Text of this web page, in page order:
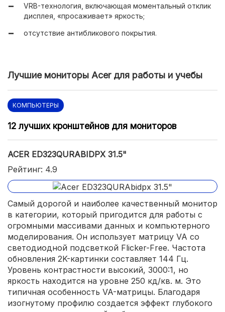
VRB-технология, включающая моментальный отклик
дисплея, «просаживает» яркость;
отсутствие антибликового покрытия.
Лучшие мониторы Acer для работы и учебы
КОМПЬЮТЕРЫ
12 лучших кронштейнов для мониторов
ACER ED323QURABIDPX 31.5"
Рейтинг: 4.9
Самый дорогой и наиболее качественный монитор
в категории, который пригодится для работы с
огромными массивами данных и компьютерного
моделирования. Он использует матрицу VA со
светодиодной подсветкой Flicker-Free. Частота
обновления 2K-картинки составляет 144 Гц.
Уровень контрастности высокий, 3000:1, но
яркость находится на уровне 250 кд/кв. м. Это
типичная особенность VA-матрицы. Благодаря
изогнутому профилю создается эффект глубокого